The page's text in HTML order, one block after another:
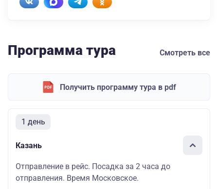
Программа тура Смотреть все
Получить программу тура в pdf
1 день
Казань
Отправление в рейс. Посадка за 2 часа до
отправления. Время Московское.